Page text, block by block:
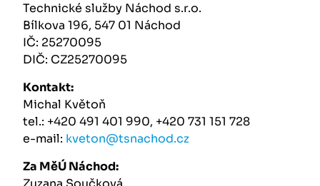
Technické služby Náchod s.r.o.
Bílkova 196, 547 01 Náchod
IČ: 25270095
DIČ: CZ25270095
Kontakt:
Michal Květoň
tel.: +420 491 401 990, +420 731 151 728
e-mail: kveton@tsnachod.cz
Za MěÚ Náchod: